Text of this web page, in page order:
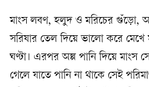
মাংস লবণ, হলুদ ও মরিচের গুঁড়ো,
সরিষার তেল দিয়ে ভালো করে মেখে
ঘণ্টা। এরপর অল্প পানি দিয়ে মাংস
গেলে যাতে পানি না থাকে সেই